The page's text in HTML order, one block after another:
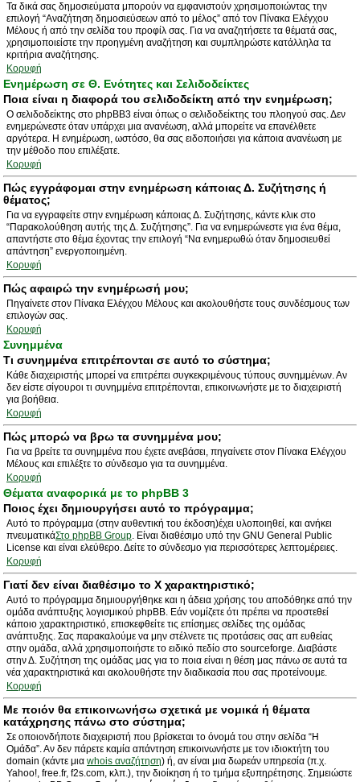
Τα δικά σας δημοσιεύματα μπορούν να εμφανιστούν χρησιμοποιώντας την
επιλογή “Αναζήτηση δημοσιεύσεων από το μέλος” από τον Πίνακα Ελέγχου
Μέλους ή από την σελίδα του προφίλ σας. Για να αναζητήσετε τα θέματά σας,
χρησιμοποιείστε την προηγμένη αναζήτηση και συμπληρώστε κατάλληλα τα
κριτήρια αναζήτησης.
Κορυφή
Ενημέρωση σε Θ. Ενότητες και Σελιδοδείκτες
Ποια είναι η διαφορά του σελιδοδείκτη από την ενημέρωση;
Ο σελιδοδείκτης στο phpBB3 είναι όπως ο σελιδοδείκτης του πλοηγού σας. Δεν
ενημερώνεστε όταν υπάρχει μια ανανέωση, αλλά μπορείτε να επανέλθετε
αργότερα. Η ενημέρωση, ωστόσο, θα σας ειδοποιήσει για κάποια ανανέωση με
την μέθοδο που επιλέξατε.
Κορυφή
Πώς εγγράφομαι στην ενημέρωση κάποιας Δ. Συζήτησης ή
θέματος;
Για να εγγραφείτε στην ενημέρωση κάποιας Δ. Συζήτησης, κάντε κλικ στο
“Παρακολούθηση αυτής της Δ. Συζήτησης”. Για να ενημερώνεστε για ένα θέμα,
απαντήστε στο θέμα έχοντας την επιλογή “Να ενημερωθώ όταν δημοσιευθεί
απάντηση” ενεργοποιημένη.
Κορυφή
Πώς αφαιρώ την ενημέρωσή μου;
Πηγαίνετε στον Πίνακα Ελέγχου Μέλους και ακολουθήστε τους συνδέσμους των
επιλογών σας.
Κορυφή
Συνημμένα
Τι συνημμένα επιτρέπονται σε αυτό το σύστημα;
Κάθε διαχειριστής μπορεί να επιτρέπει συγκεκριμένους τύπους συνημμένων. Αν
δεν είστε σίγουροι τι συνημμένα επιτρέπονται, επικοινωνήστε με το διαχειριστή
για βοήθεια.
Κορυφή
Πώς μπορώ να βρω τα συνημμένα μου;
Για να βρείτε τα συνημμένα που έχετε ανεβάσει, πηγαίνετε στον Πίνακα Ελέγχου
Μέλους και επιλέξτε το σύνδεσμο για τα συνημμένα.
Κορυφή
Θέματα αναφορικά με το phpBB 3
Ποιος έχει δημιουργήσει αυτό το πρόγραμμα;
Αυτό το πρόγραμμα (στην αυθεντική του έκδοση)έχει υλοποιηθεί, και ανήκει
πνευματικάΣτο phpBB Group. Είναι διαθέσιμο υπό την GNU General Public
License και είναι ελεύθερο. Δείτε το σύνδεσμο για περισσότερες λεπτομέρειες.
Κορυφή
Γιατί δεν είναι διαθέσιμο το Χ χαρακτηριστικό;
Αυτό το πρόγραμμα δημιουργήθηκε και η άδεια χρήσης του αποδόθηκε από την
ομάδα ανάπτυξης λογισμικού phpBB. Εάν νομίζετε ότι πρέπει να προστεθεί
κάποιο χαρακτηριστικό, επισκεφθείτε τις επίσημες σελίδες της ομάδας
ανάπτυξης. Σας παρακαλούμε να μην στέλνετε τις προτάσεις σας απ ευθείας
στην ομάδα, αλλά χρησιμοποιήστε το ειδικό πεδίο στο sourceforge. Διαβάστε
στην Δ. Συζήτηση της ομάδας μας για το ποια είναι η θέση μας πάνω σε αυτά τα
νέα χαρακτηριστικά και ακολουθήστε την διαδικασία που σας προτείνουμε.
Κορυφή
Με ποιόν θα επικοινωνήσω σχετικά με νομικά ή θέματα
κατάχρησης πάνω στο σύστημα;
Σε οποιονδήποτε διαχειριστή που βρίσκεται το όνομά του στην σελίδα “Η
Ομάδα”. Αν δεν πάρετε καμία απάντηση επικοινωνήστε με τον ιδιοκτήτη του
domain (κάντε μια whois αναζήτηση) ή, αν είναι μια δωρεάν υπηρεσία (π.χ.
Yahoo!, free.fr, f2s.com, κλπ.), την διοίκηση ή το τμήμα εξυπηρέτησης. Σημειώστε